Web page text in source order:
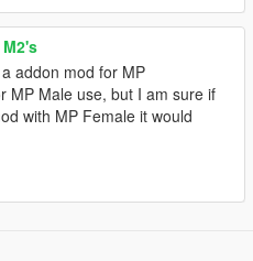
addon mod for MP
MP Male use, but I am sure if
with MP Female it would